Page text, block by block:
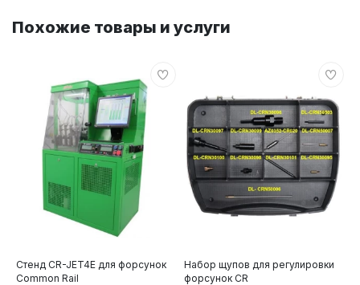
Похожие товары и услуги
Стенд CR-JET4E для форсунок
Common Rail
Набор щупов для регулировки
форсунок CR